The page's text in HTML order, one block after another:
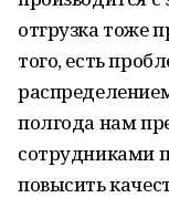
отгрузка тоже
того, есть
полгода нам
сотрудниками
повысить